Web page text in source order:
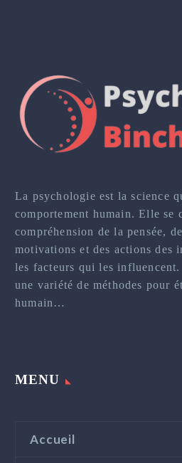
La psychologie est la science
comportement humain. Elle se
compréhension de la pensée,
motivations et des actions des
les facteurs qui les
une variété de méthodes pour
humain…
MENU
Accueil